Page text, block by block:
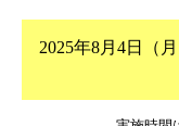
2025年8月4日（